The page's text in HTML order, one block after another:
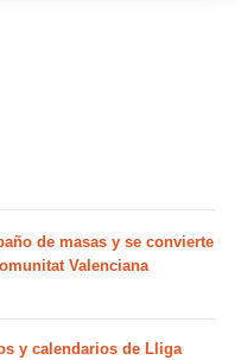
de masas y se convierte
Valenciana
y calendarios de Lliga